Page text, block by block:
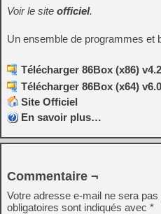
Voir le site officiel.
Un ensemble de programmes et
Télécharger 86Box (x86)
Télécharger 86Box (x64)
Site Officiel
En savoir plus…
Commentaire ¬
Votre adresse e-mail ne sera pas
obligatoires sont indiqués avec *